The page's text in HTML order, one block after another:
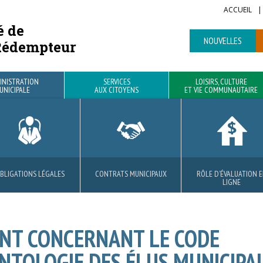
ACCUEIL
de
NOUVELLES
LÉGALES CONTRATS MUNICIPAUX RÔLE D’ÉVALUATION
LIGNE
SERVICES
AUX CITOYENS
VOIRIE MATIÈRES RÉSIDUELLES SÉCURITÉ PUBLIQUE
CIVILE
LOISIRS, CULTURE
ET VIE COMMUNAUTAIRE
BIBLIOTHÈQUE PARCS ET SENTIERS LOCATION DE SALLE
RÉSIDENTIELS AVANTAGES
CONCERNANT LE CODE